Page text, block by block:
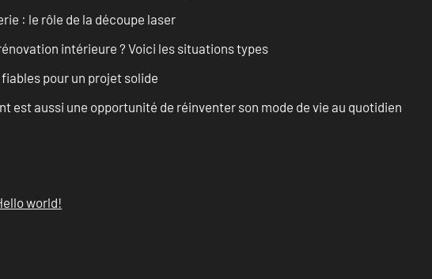
: le rôle de la découpe laser
intérieure ? Voici les situations types
pour un projet solide
est aussi une opportunité de réinventer son mode de vie au quotidien
world!